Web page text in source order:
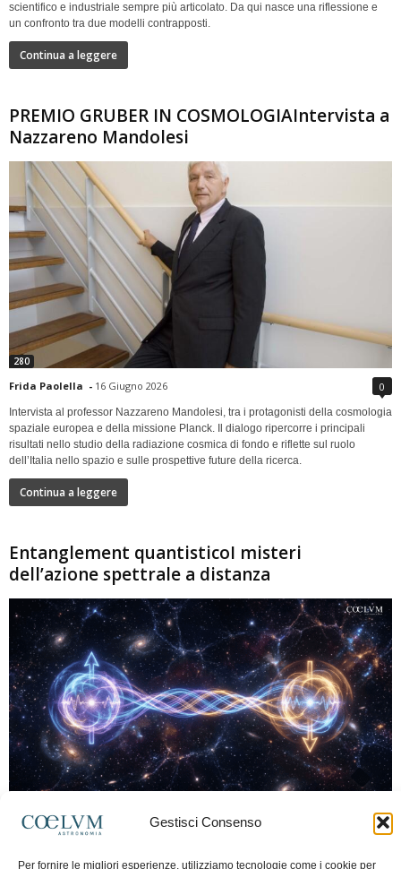
Gestisci Consenso
Per fornire le migliori esperienze, utilizziamo tecnologie come i cookie per
scientifico e industriale sempre più articolato. Da qui nasce una riflessione e
un confronto tra due modelli contrapposti.
Continua a leggere
PREMIO GRUBER IN COSMOLOGIAIntervista a
Nazzareno Mandolesi
280
Frida Paolella - 16 Giugno 2026 0
Intervista al professor Nazzareno Mandolesi, tra i protagonisti della cosmologia
spaziale europea e della missione Planck. Il dialogo ripercorre i principali
risultati nello studio della radiazione cosmica di fondo e riflette sul ruolo
dell’Italia nello spazio e sulle prospettive future della ricerca.
Continua a leggere
Entanglement quantisticoI misteri
dell’azione spettrale a distanza
Marco Lorrai - 15 Giugno 2026 0
moderna: due particelle possono mostrare correlazioni che sembrano ignorare